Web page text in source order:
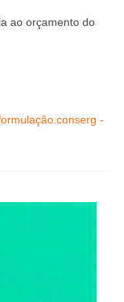
ao orçamento do
-